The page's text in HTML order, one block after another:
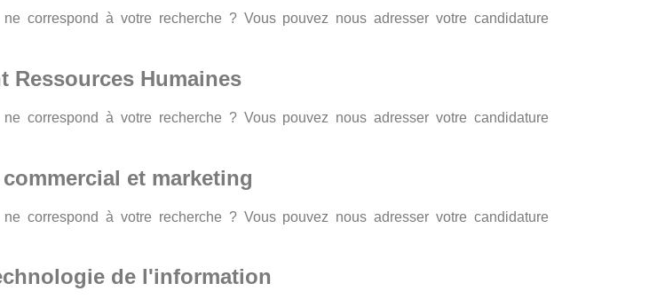
correspond à votre recherche ? Vous pouvez nous adresser votre candidature
Ressources Humaines
correspond à votre recherche ? Vous pouvez nous adresser votre candidature
et marketing
correspond à votre recherche ? Vous pouvez nous adresser votre candidature
de l'information